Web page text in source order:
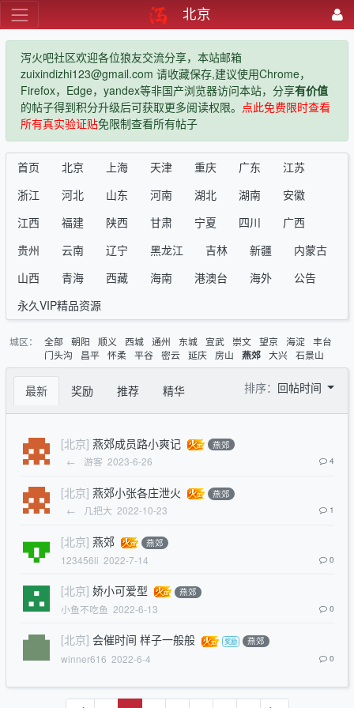
北京
泻火吧社区欢迎各位狼友交流分享，本站邮箱
zuixindizhi123@gmail.com 请收藏保存,建议使用Chrome，
Firefox，Edge，yandex等非国产浏览器访问本站，分享有价值
的帖子得到积分升级后可获取更多阅读权限。 点此免费限时查看
所有真实验证贴免限制查看所有帖子
首页 北京 上海 天津 重庆 广东
江苏
浙江
河北 山东 河南 湖北 湖南
安徽
江西
福建 陕西 甘肃 宁夏 四川
广西
贵州
云南 辽宁 黑龙江 吉林 新疆
内蒙古
山西
青海 西藏 海南 港澳台 海外
公告
永久VIP精品资源
城区： 全部 朝阳 顺义 西城 通州 东城 宣武 崇文 望京 海淀 丰台
门头沟
昌平 怀柔 平谷 密云 延庆 房山 燕郊 大兴 石景山
最新 奖励 推荐 精华 排序： 回帖时间
[北京] 燕郊成员路小爽记 燕郊
← 游客 2023-6-26 4
[北京] 燕郊小张各庄泄火 燕郊
← 几把大 2022-10-23 1
[北京] 燕郊 燕郊
123456li 2022-7-14 0
[北京] 娇小可爱型 燕郊
小鱼不吃鱼 2022-6-13 0
[北京] 会催时间 样子一般般 燕郊
winner616 2022-6-4 0